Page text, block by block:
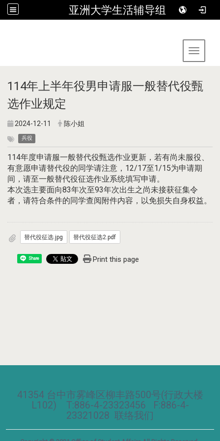
亚洲大学生活辅导组
Toggle
114年上半年役男申请服一般替代役甄
选作业规定
2024-12-11 陈小姐
兵役
114年度申请服一般替代役甄选作业更新，若有尚未服役、
有意愿申请替代役的同学请注意，12/17至1/15为申请期
间，请至一般替代役征选作业系统填写申请。
本次选主要面向83年次至93年次出生之尚未接获征集令
者，请符合条件的同学查阅附件内容，以免损失自身权益。
替代役征选.jpg 替代役征选2.pdf
Share Print this page
41354 台中市雾峰区柳丰路500号(行政大楼
L102) T:886-4-23323456 F:886-4-
23321028 联络我们